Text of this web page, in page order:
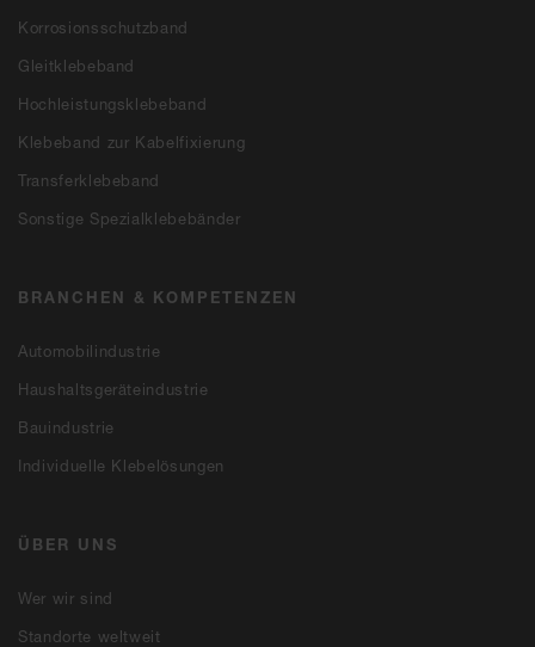
Korrosionsschutzband
Gleitklebeband
Hochleistungsklebeband
Klebeband zur Kabelfixierung
Transferklebeband
Sonstige Spezialklebebänder
BRANCHEN & KOMPETENZEN
Automobilindustrie
Haushaltsgeräteindustrie
Bauindustrie
Individuelle Klebelösungen
ÜBER UNS
Wer wir sind
Standorte weltweit